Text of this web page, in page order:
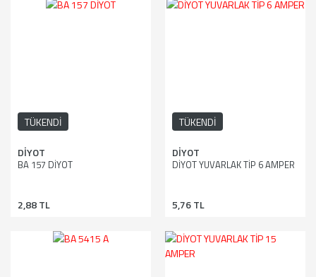
TÜKENDİ
DİYOT
BA 157 DİYOT
2,88 TL
TÜKENDİ
DİYOT
DİYOT YUVARLAK TİP 6 AMPER
5,76 TL